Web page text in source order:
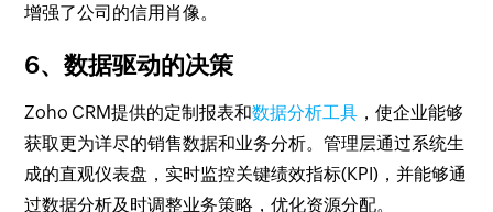
增强了公司的信用肖像。
6、数据驱动的决策
Zoho CRM提供的定制报表和数据分析工具 ，使企业能够
获取更为详尽的销售数据和业务分析。管理层通过系统生
成的直观仪表盘，实时监控关键绩效指标(KPI)，并能够通
过数据分析及时调整业务策略，优化资源分配。